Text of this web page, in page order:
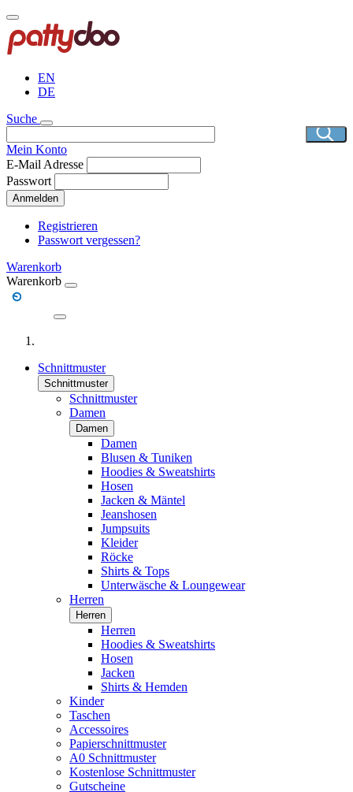
Direkt
zum
Inhalt
EN
DE
Suche
Mein Konto
E-Mail Adresse
Passwort
Anmelden
Registrieren
Passwort vergessen?
Warenkorb
Warenkorb
Schnittmuster
Schnittmuster
Schnittmuster
Damen
Damen
Damen
Blusen & Tuniken
Hoodies & Sweatshirts
Hosen
Jacken & Mäntel
Jeanshosen
Jumpsuits
Kleider
Röcke
Shirts & Tops
Unterwäsche & Loungewear
Herren
Herren
Herren
Hoodies & Sweatshirts
Hosen
Jacken
Shirts & Hemden
Kinder
Taschen
Accessoires
Papierschnittmuster
A0 Schnittmuster
Kostenlose Schnittmuster
Gutscheine